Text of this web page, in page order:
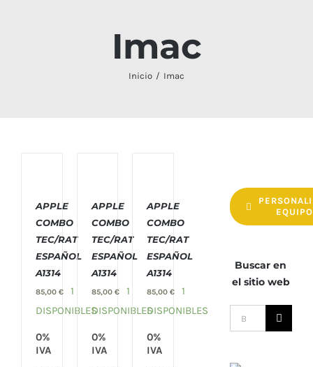
Imac
Inicio Imac
/
APPLE
COMBO
TEC/RAT
ESPAÑOL
A1314
85,00 €
1
DISPONIBLES
0%
IVA
/
APPLE
COMBO
TEC/RAT
ESPAÑOL
A1314
85,00 €
1
DISPONIBLES
0%
IVA
/
APPLE
COMBO
TEC/RAT
ESPAÑOL
A1314
85,00€
1
DISPONIBLES
0%
IVA
EQUIPO
Buscar en
el sitio web
Buscar: